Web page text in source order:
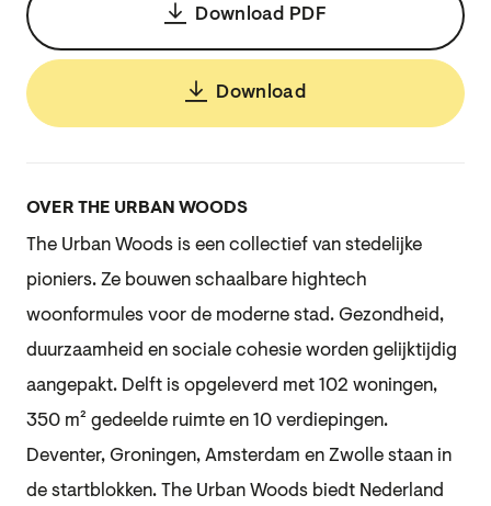
Download PDF
Download
OVER THE URBAN WOODS
The Urban Woods is een collectief van stedelijke
pioniers. Ze bouwen schaalbare hightech
woonformules voor de moderne stad. Gezondheid,
duurzaamheid en sociale cohesie worden gelijktijdig
aangepakt. Delft is opgeleverd met 102 woningen,
350 m² gedeelde ruimte en 10 verdiepingen.
Deventer, Groningen, Amsterdam en Zwolle staan in
de startblokken. The Urban Woods biedt Nederland